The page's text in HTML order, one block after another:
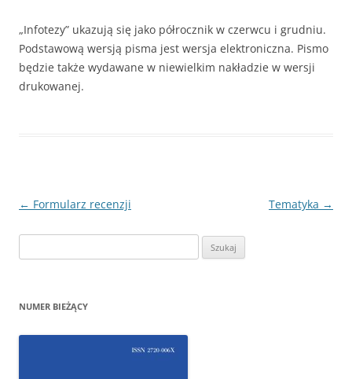
„Infotezy” ukazują się jako półrocznik w czerwcu i grudniu.
Podstawową wersją pisma jest wersja elektroniczna. Pismo
będzie także wydawane w niewielkim nakładzie w wersji
drukowanej.
Nawigacja
← Formularz recenzji Tematyka →
NUMER BIEŻĄCY